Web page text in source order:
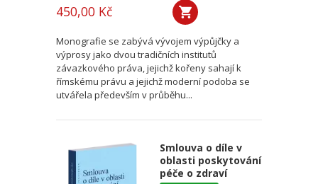
450,00 Kč
Monografie se zabývá vývojem výpůjčky a
výprosy jako dvou tradičních institutů
závazkového práva, jejichž kořeny sahají k
římskému právu a jejichž moderní podoba se
utvářela především v průběhu...
Smlouva o díle v
oblasti poskytování
péče o zdraví